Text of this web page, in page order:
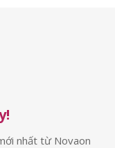
nhất từ Novaon